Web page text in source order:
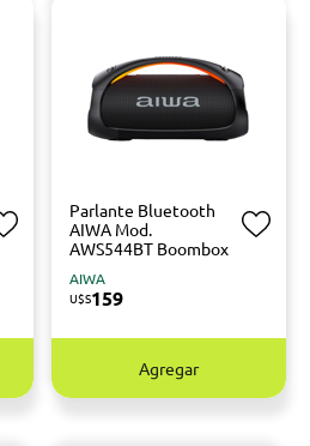
Parlante Bluetooth
AIWA Mod.
AWS544BT Boombox
AIWA
U$S159
Agregar